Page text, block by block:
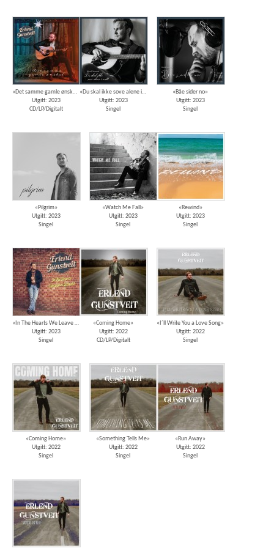
«Det samme gamle ønsket»
Utgitt: 2023
CD/LP/Digitalt
«Du skal ikke sove alene i natt»
Utgitt: 2023
Singel
«Båe sider no»
Utgitt: 2023
Singel
«Pilgrim»
Utgitt: 2023
Singel
«Watch Me Fall»
Utgitt: 2023
Singel
«Rewind»
Utgitt: 2023
Singel
«In The Hearts We Leave Behind»
Utgitt: 2023
Singel
«Coming Home»
Utgitt: 2022
CD/LP/Digitalt
«I´ll Write You a Love Song»
Utgitt: 2022
Singel
«Coming Home»
Utgitt: 2022
Singel
«Something Tells Me»
Utgitt: 2022
Singel
«Run Away»
Utgitt: 2022
Singel